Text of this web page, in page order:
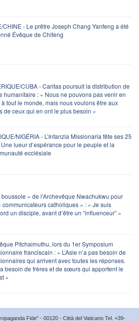
CHINE - Le prêtre Joseph Chang Yanfeng a été
Évêque de Chifeng
CUBA - Caritas poursuit la distribution de
humanitaire : « Nous ne pouvons pas venir en
tout le monde, mais nous voulons être aux
de ceux qui en ont le plus besoin »
NIGÉRIA - L’Infanzia Missionaria fête ses 25
lueur d’espérance pour le peuple et la
ecclésiale
boussole » de l’Archevêque Nwachukwu pour
communicateurs catholiques » : « Je suis
un disciple, avant d’être un “influenceur” »
Pitchaimuthu, lors du 1er Symposium
franciscain : « L’Asie n’a pas besoin de
qui arrivent avec toutes les réponses.
besoin de frères et de sœurs qui apportent le
»
Fide” - 00120 - Città del Vaticano Tel. +39-